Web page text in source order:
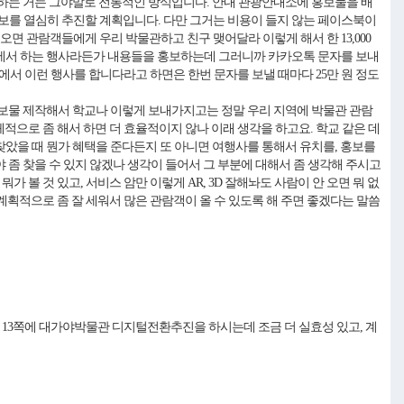
열심히 추진할 계획입니다. 다만 그거는 비용이 들지 않는 페이스북이
관람객들에게 우리 박물관하고 친구 맺어달라 이렇게 해서 한 13,000
하는 행사라든가 내용들을 홍보하는데 그러니까 카카오톡 문자를 보내
이런 행사를 합니다라고 하면은 한번 문자를 보낼 때마다 25만 원 정도
제작해서 학교나 이렇게 보내가지고는 정말 우리 지역에 박물관 관람
으로 좀 해서 하면 더 효율적이지 않나 이래 생각을 하고요. 학교 같은 데
을 때 뭔가 혜택을 준다든지 또 아니면 여행사를 통해서 유치를, 홍보를
찾을 수 있지 않겠나 생각이 들어서 그 부분에 대해서 좀 생각해 주시고
볼 것 있고, 서비스 암만 이렇게 AR, 3D 잘해놔도 사람이 안 오면 뭐 없
적으로 좀 잘 세워서 많은 관람객이 올 수 있도록 해 주면 좋겠다는 말씀
에 대가야박물관 디지털전환추진을 하시는데 조금 더 실효성 있고, 계